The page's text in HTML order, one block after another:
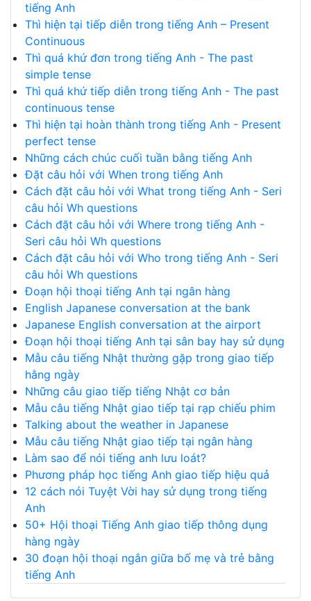
tiếng Anh
Thì hiện tại tiếp diễn trong tiếng Anh – Present
Continuous
Thì quá khứ đơn trong tiếng Anh - The past
simple tense
Thì quá khứ tiếp diễn trong tiếng Anh - The past
continuous tense
Thì hiện tại hoàn thành trong tiếng Anh - Present
perfect tense
Những cách chúc cuối tuần bằng tiếng Anh
Đặt câu hỏi với When trong tiếng Anh
Cách đặt câu hỏi với What trong tiếng Anh - Seri
câu hỏi Wh questions
Cách đặt câu hỏi với Where trong tiếng Anh -
Seri câu hỏi Wh questions
Cách đặt câu hỏi với Who trong tiếng Anh - Seri
câu hỏi Wh questions
Đoạn hội thoại tiếng Anh tại ngân hàng
English Japanese conversation at the bank
Japanese English conversation at the airport
Đoạn hội thoại tiếng Anh tại sân bay hay sử dụng
Mẫu câu tiếng Nhật thường gặp trong giao tiếp
hằng ngày
Những câu giao tiếp tiếng Nhật cơ bản
Mẫu câu tiếng Nhật giao tiếp tại rạp chiếu phim
Talking about the weather in Japanese
Mẫu câu tiếng Nhật giao tiếp tại ngân hàng
Làm sao để nói tiếng anh lưu loát?
Phương pháp học tiếng Anh giao tiếp hiệu quả
12 cách nói Tuyệt Vời hay sử dụng trong tiếng
Anh
50+ Hội thoại Tiếng Anh giao tiếp thông dụng
hàng ngày
30 đoạn hội thoại ngắn giữa bố mẹ và trẻ bằng
tiếng Anh